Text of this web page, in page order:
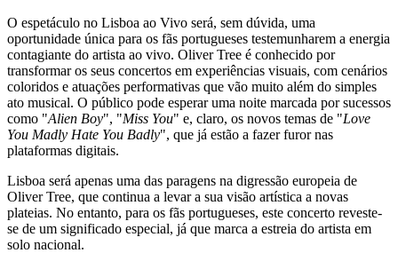
O espetáculo no Lisboa ao Vivo será, sem dúvida, uma
oportunidade única para os fãs portugueses testemunharem a energia
contagiante do artista ao vivo. Oliver Tree é conhecido por
transformar os seus concertos em experiências visuais, com cenários
coloridos e atuações performativas que vão muito além do simples
ato musical. O público pode esperar uma noite marcada por sucessos
como "Alien Boy", "Miss You" e, claro, os novos temas de "Love
You Madly Hate You Badly", que já estão a fazer furor nas
plataformas digitais.
Lisboa será apenas uma das paragens na digressão europeia de
Oliver Tree, que continua a levar a sua visão artística a novas
plateias. No entanto, para os fãs portugueses, este concerto reveste-
se de um significado especial, já que marca a estreia do artista em
solo nacional.